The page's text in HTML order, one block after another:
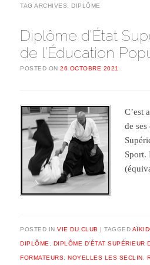
TAG ARCHIVES: DIPLÔME
Diplôme d’État
de l’Éducation
POSTED ON 26 OCTOBRE 2021
C’est
de
Sport.
POSTED IN VIE DU CLUB TAGGED
DIPLÔME DIPLÔME D’ÉTAT SUPÉRIEUR
FORMATEURS NOYELLES LES SECLIN